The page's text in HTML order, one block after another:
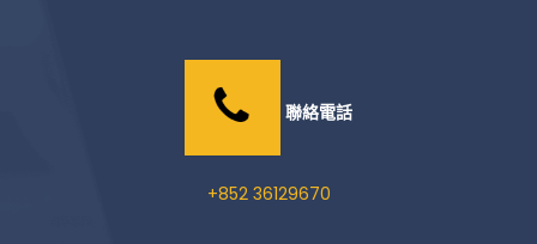
聯絡電話
+852 36129670